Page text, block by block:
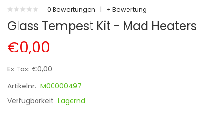
0 Bewertungen | + Bewertung
Glass Tempest Kit - Mad Heaters
€0,00
Ex Tax: €0,00
Artikelnr. M00000497
Verfügbarkeit Lagernd